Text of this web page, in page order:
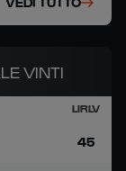
VINTI
LIRLV
45